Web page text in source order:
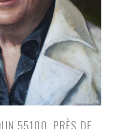
55100, PRÈS DE